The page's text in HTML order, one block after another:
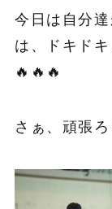
今日は自分
は、ドキド
🔥🔥🔥
さぁ、頑張ろ